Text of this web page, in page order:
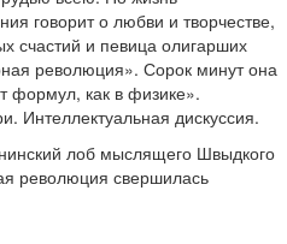
говорит о любви и творчестве,
счастий и певица олигарших
революция». Сорок минут она
формул, как в физике».
Интеллектуальная дискуссия.
лоб мыслящего Швыдкого
революция свершилась